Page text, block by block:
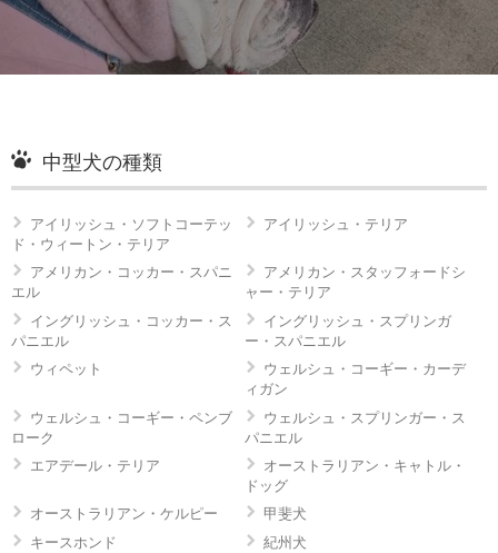
中型犬の種類
アイリッシュ・ソフトコーテッ
ド・ウィートン・テリア
アイリッシュ・テリア
アメリカン・コッカー・スパニ
エル
アメリカン・スタッフォードシ
ャー・テリア
イングリッシュ・コッカー・ス
パニエル
イングリッシュ・スプリンガ
ー・スパニエル
ウィペット
ウェルシュ・コーギー・カーデ
ィガン
ウェルシュ・コーギー・ペンブ
ローク
ウェルシュ・スプリンガー・ス
パニエル
エアデール・テリア
オーストラリアン・キャトル・
ドッグ
オーストラリアン・ケルピー
甲斐犬
キースホンド
紀州犬